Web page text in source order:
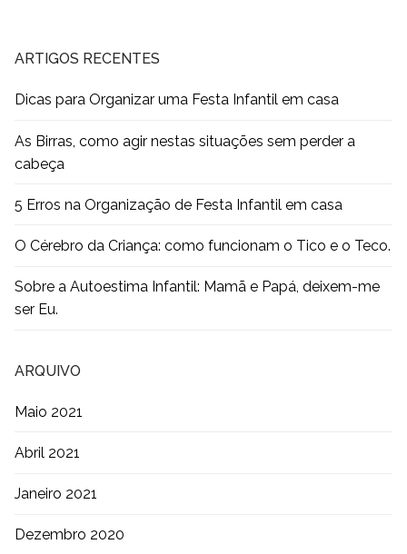
ARTIGOS RECENTES
Dicas para Organizar uma Festa Infantil em casa
As Birras, como agir nestas situações sem perder a
cabeça
5 Erros na Organização de Festa Infantil em casa
O Cérebro da Criança: como funcionam o Tico e o Teco.
Sobre a Autoestima Infantil: Mamã e Papá, deixem-me
ser Eu.
ARQUIVO
Maio 2021
Abril 2021
Janeiro 2021
Dezembro 2020